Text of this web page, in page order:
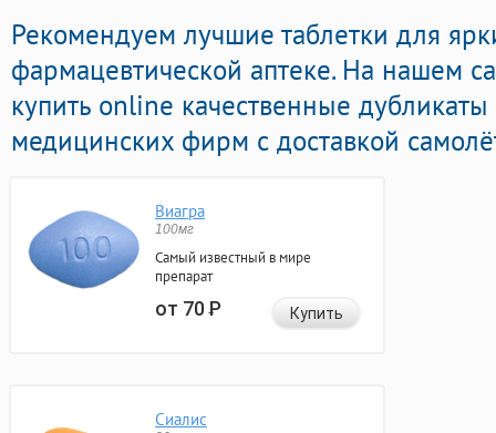
Рекомендуем лучшие таблетки для
фармацевтической аптеке. На нашем
купить online качественные
медицинских фирм с доставкой
Виагра
100мг
Самый известный в мире
препарат
от 70Р Купить
Сиалис